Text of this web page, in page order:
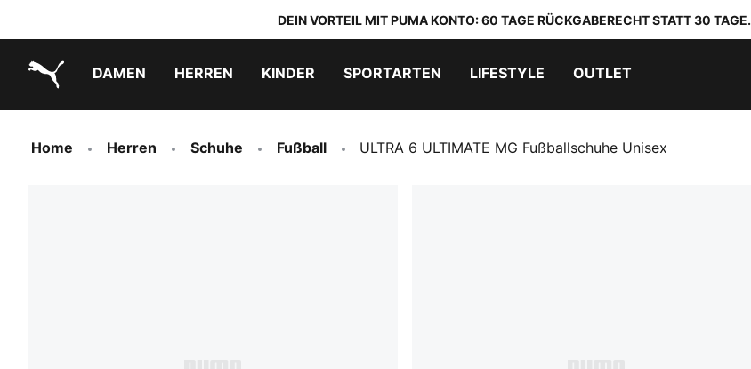
DEIN VORTEIL MIT PUMA KONTO: 60 TAGE RÜCKGABERECHT STATT 30 TAGE.
DAMEN HERREN KINDER SPORTARTEN LIFESTYLE OUTLET
Home Herren Schuhe Fußball ULTRA 6 ULTIMATE MG Fußballschuhe Unisex